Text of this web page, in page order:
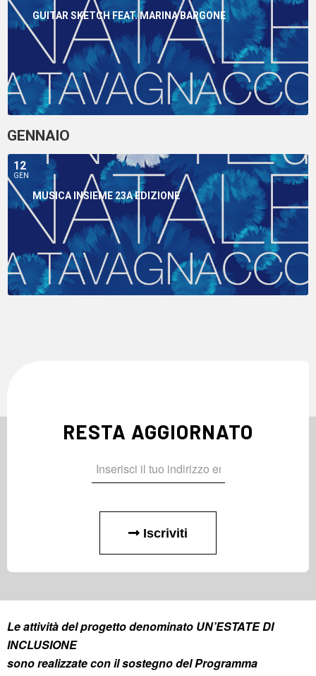
GUITAR SKETCH FEAT. MARINA BARGONE
GENNAIO
12
GEN
MUSICA INSIEME 23A EDIZIONE
RESTA AGGIORNATO
Iscriviti
Le attività del progetto denominato UN’ESTATE DI
INCLUSIONE
sono realizzate con il sostegno del Programma